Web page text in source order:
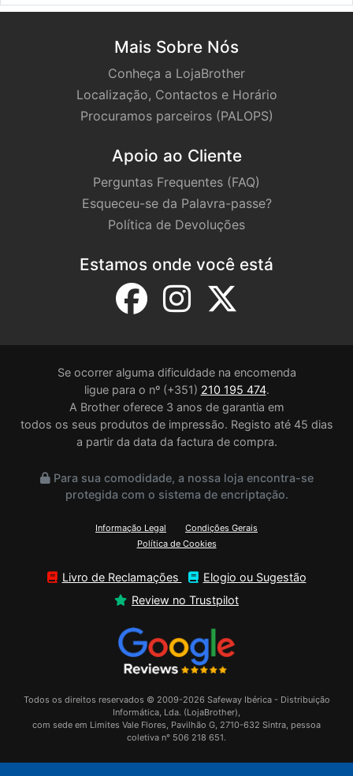
Mais Sobre Nós
Conheça a LojaBrother
Localização, Contactos e Horário
Procuramos parceiros (PALOPS)
Apoio ao Cliente
Perguntas Frequentes (FAQ)
Esqueceu-se da Palavra-passe?
Política de Devoluções
Estamos onde você está
Se ocorrer alguma dificuldade na encomenda
ligue para o nº (+351) 210 195 474.
A Brother oferece 3 anos de garantia em
todos os seus produtos de impressão. Registo até 45 dias
a partir da data da factura de compra.
Para sua comodidade, a nossa loja encontra-se
protegida com o sistema de encriptação.
Informação Legal
Condições Gerais
Política de Cookies
Livro de Reclamações
Elogio ou Sugestão
Review no Trustpilot
Todos os direitos reservados © 2009-2026 Safeway Ibérica - Distribuição
Informática, Lda. (LojaBrother),
com sede em Limites Vale Flores, Pavilhão G, 2710-632 Sintra, pessoa
coletiva n° 506 218 651.